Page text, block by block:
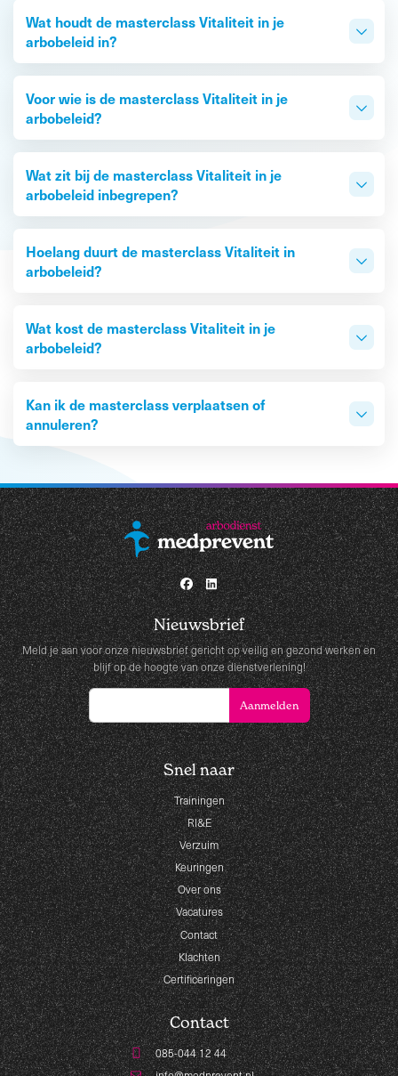
Wat houdt de masterclass Vitaliteit in je
arbobeleid in?
Voor wie is de masterclass Vitaliteit in je
arbobeleid?
Wat zit bij de masterclass Vitaliteit in je
arbobeleid inbegrepen?
Hoelang duurt de masterclass Vitaliteit in
arbobeleid?
Wat kost de masterclass Vitaliteit in je
arbobeleid?
Kan ik de masterclass verplaatsen of
annuleren?
Nieuwsbrief
Meld je aan voor onze nieuwsbrief gericht op veilig en gezond werken en
blijf op de hoogte van onze dienstverlening!
Snel naar
Trainingen
RI&E
Verzuim
Keuringen
Over ons
Vacatures
Contact
Klachten
Certificeringen
Contact
085-044 12 44